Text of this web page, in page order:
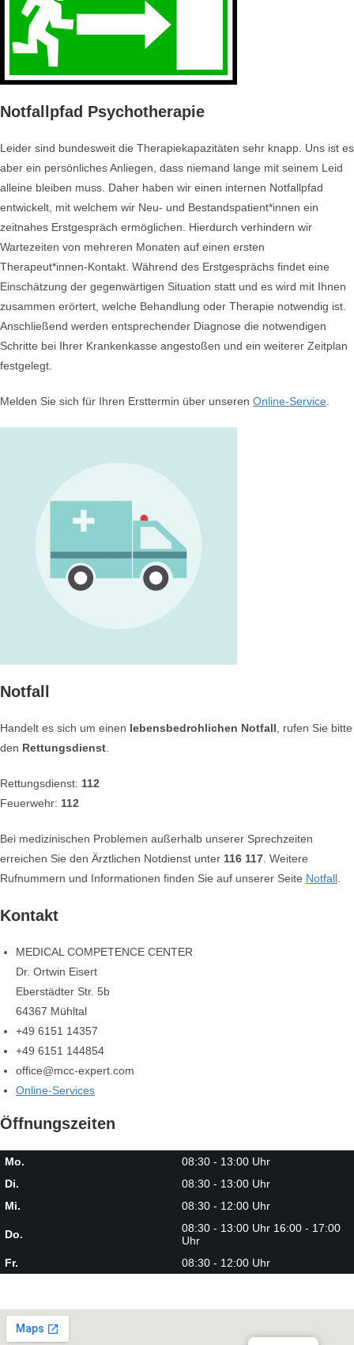
Notfallpfad Psychotherapie
Leider sind bundesweit die Therapiekapazitäten sehr knapp. Uns ist es
aber ein persönliches Anliegen, dass niemand lange mit seinem Leid
alleine bleiben muss. Daher haben wir einen internen Notfallpfad
entwickelt, mit welchem wir Neu- und Bestandspatient*innen ein
zeitnahes Erstgespräch ermöglichen. Hierdurch verhindern wir
Wartezeiten von mehreren Monaten auf einen ersten
Therapeut*innen-Kontakt. Während des Erstgesprächs findet eine
Einschätzung der gegenwärtigen Situation statt und es wird mit Ihnen
zusammen erörtert, welche Behandlung oder Therapie notwendig ist.
Anschließend werden entsprechender Diagnose die notwendigen
Schritte bei Ihrer Krankenkasse angestoßen und ein weiterer Zeitplan
festgelegt.
Melden Sie sich für Ihren Ersttermin über unseren Online-Service
Notfall
Handelt es sich um einen lebensbedrohlichen Notfall , rufen Sie bitte
den Rettungsdienst
Rettungsdienst: 112
Feuerwehr: 112
Bei medizinischen Problemen außerhalb unserer Sprechzeiten
erreichen Sie den Ärztlichen Notdienst unter 116 117 . Weitere
Rufnummern und Informationen finden Sie auf unserer Seite Notfall
Kontakt
MEDICAL COMPETENCE CENTER
Dr. Ortwin Eisert
Eberstädter Str. 5b
64367 Mühltal
+49 6151 14357
+49 6151 144854
office@mcc-expert.com
Online-Services
Öffnungszeiten
Mo.
08:30 - 13:00 Uhr
Di.
08:30 - 13:00 Uhr
Mi.
08:30 - 12:00 Uhr
Do.
08:30 - 13:00 Uhr 16:00 - 17:00
Uhr
Fr.
08:30 - 12:00 Uhr